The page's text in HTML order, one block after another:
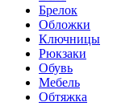
Брелок
Обложки
Ключницы
Рюкзаки
Обувь
Мебель
Обтяжка